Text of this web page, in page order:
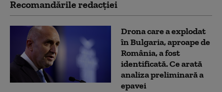
Recomandările redacţiei
Drona care a explodat
în Bulgaria, aproape de
România, a fost
identificată. Ce arată
analiza preliminară a
epavei